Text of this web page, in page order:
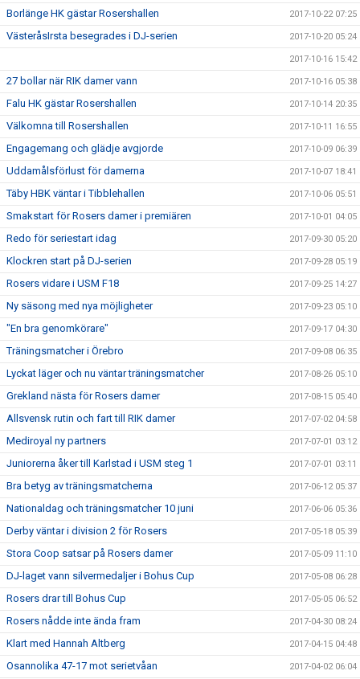
Borlänge HK gästar Rosershallen 2017-10-22 07:25
VästeråsIrsta besegrades i DJ-serien 2017-10-20 05:24
2017-10-16 15:42
27 bollar när RIK damer vann 2017-10-16 05:38
Falu HK gästar Rosershallen 2017-10-14 20:35
Välkomna till Rosershallen 2017-10-11 16:55
Engagemang och glädje avgjorde 2017-10-09 06:39
Uddamålsförlust för damerna 2017-10-07 18:41
Täby HBK väntar i Tibblehallen 2017-10-06 05:51
Smakstart för Rosers damer i premiären 2017-10-01 04:05
Redo för seriestart idag 2017-09-30 05:20
Klockren start på DJ-serien 2017-09-28 05:19
Rosers vidare i USM F18 2017-09-25 14:27
Ny säsong med nya möjligheter 2017-09-23 05:10
"En bra genomkörare" 2017-09-17 04:30
Träningsmatcher i Örebro 2017-09-08 06:35
Lyckat läger och nu väntar träningsmatcher 2017-08-26 05:10
Grekland nästa för Rosers damer 2017-08-15 05:40
Allsvensk rutin och fart till RIK damer 2017-07-02 04:58
Mediroyal ny partners 2017-07-01 03:12
Juniorerna åker till Karlstad i USM steg 1 2017-07-01 03:11
Bra betyg av träningsmatcherna 2017-06-12 05:37
Nationaldag och träningsmatcher 10 juni 2017-06-06 05:36
Derby väntar i division 2 för Rosers 2017-05-18 05:39
Stora Coop satsar på Rosers damer 2017-05-09 11:10
DJ-laget vann silvermedaljer i Bohus Cup 2017-05-08 06:28
Rosers drar till Bohus Cup 2017-05-05 06:52
Rosers nådde inte ända fram 2017-04-30 08:24
Klart med Hannah Altberg 2017-04-15 04:48
Osannolika 47-17 mot serietvåan 2017-04-02 06:04